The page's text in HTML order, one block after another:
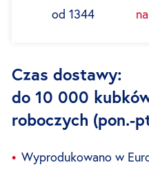
od 1344
Czas dostawy:
do 10 000
roboczych (pon.-
Wyprodukowano w